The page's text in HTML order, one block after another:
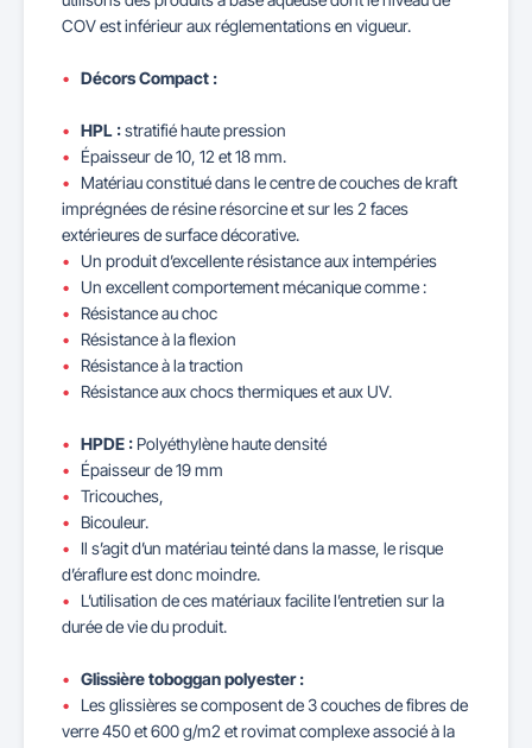
COV est inférieur aux réglementations en vigueur.
Décors Compact :
HPL :stratifié haute pression
Épaisseur de 10, 12 et 18 mm.
Matériau constitué dans le centre de couches de kraft
imprégnées de résine résorcine et sur les 2 faces
extérieures de surface décorative.
Un produit d’excellente résistance aux intempéries
Un excellent comportement mécanique comme :
Résistance au choc
Résistance à la flexion
Résistance à la traction
Résistance aux chocs thermiques et aux UV.
HPDE : Polyéthylène haute densité
Épaisseur de 19 mm
Tricouches,
Bicouleur.
Il s’agit d’un matériau teinté dans la masse, le risque
d’éraflure est donc moindre.
L’utilisation de ces matériaux facilite l’entretien sur la
durée de vie du produit.
Glissière toboggan polyester :
Les glissières se composent de 3 couches de fibres de
verre 450 et 600 g/m2 et rovimat complexe associé à la